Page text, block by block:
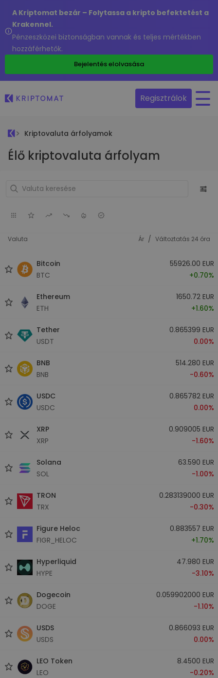
A Kriptomat bezár – Folytassa a kripto befektetést a
Krakennel.
Pénzeszközei biztonságban vannak és teljes mértékben
hozzáférhetők.
Bejelentés elolvasása
Regisztrálok
Kriptovaluta árfolyamok
Élő kriptovaluta árfolyam
Valuta Ár / Változtatás 24 óra
Bitcoin
BTC
55926.00 EUR
+0.70%
Ethereum
ETH
1650.72 EUR
+1.60%
Tether
USDT
0.865399 EUR
0.00%
BNB
BNB
514.280 EUR
-0.60%
USDC
USDC
0.865782 EUR
0.00%
XRP
XRP
0.909005 EUR
-1.60%
Solana
SOL
63.590 EUR
-1.00%
TRON
TRX
0.283139000 EUR
-0.30%
Figure Heloc
FIGR_HELOC
0.883557 EUR
+1.70%
Hyperliquid
HYPE
47.980 EUR
-3.10%
Dogecoin
DOGE
0.059902000 EUR
-1.10%
USDS
USDS
0.866093 EUR
0.00%
LEO Token
LEO
8.4500 EUR
-0.20%